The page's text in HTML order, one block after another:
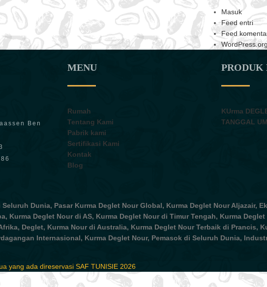
Masuk
Feed entri
Feed
WordPress.org
Ben
MENU
Rumah
Tentang Kami
Pabrik kami
Sertifikasi Kami
Kontak
Blog
KUrma
TANGGAL
Dunia, Pasar Kurma Deglet Nour Global, Kurma Deglet Nour Aljazair,
Kurma Deglet Nour di AS, Kurma Deglet Nour di Timur Tengah, Kurma
Deglet, Kurma Nour di Australia, Kurma Deglet Nour Terbaik di Prancis,
Internasional, Kurma Deglet Nour, Pemasok di Seluruh Dunia,
yang ada direservasi SAF TUNISIE 2026